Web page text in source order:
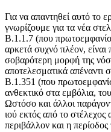
Για να απαντηθεί αυτό το
γνωρίζουμε για τα νέα
Β.1.1.7 (που
αρκετά συχνό πλέον, είναι
σοβαρότερη μορφή της
αποτελεσματικά απέναντι
Β.1.351 (που
ανθεκτικό στα εμβόλια,
Ωστόσο και άλλοι
ιού εκτός από το
περιβάλλον και η